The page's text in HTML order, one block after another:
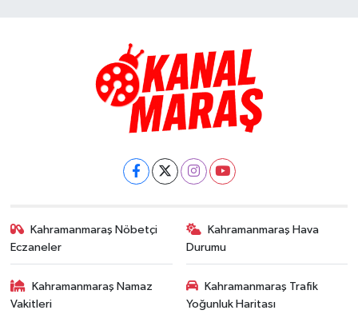
Kahramanmaraş Nöbetçi
Eczaneler
Kahramanmaraş Hava
Durumu
Kahramanmaraş Namaz
Vakitleri
Kahramanmaraş Trafik
Yoğunluk Haritası